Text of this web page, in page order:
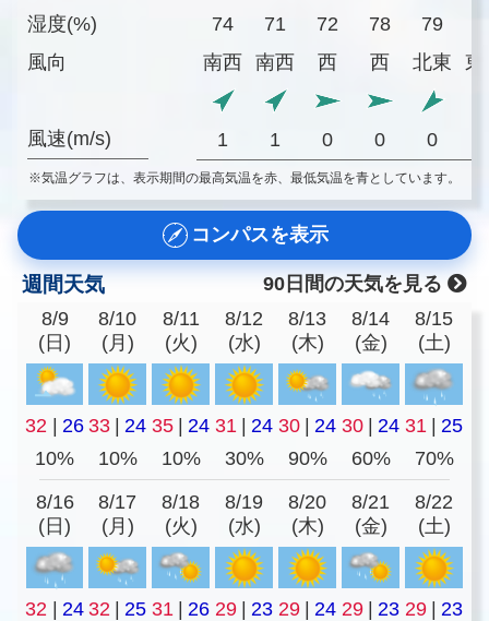
湿度(%)
風向
風速(m/s)
74
71 72 78 79
南西
南西 西 西 北東 東
1 1 0 0 0
※気温グラフは、表示期間の最高気温を赤、最低気温を青としています。
コンパスを表示
週間天気
90日間の天気を見る
8/9
(日)
8/10
(月)
8/11
(火)
8/12
(水)
8/13
(木)
8/14
(金)
8/15
(土)
32 | 26 33 | 24 35 | 24 31 | 24 30 | 24 30 | 24 31 | 25
10%
10% 10% 30% 90% 60% 70%
8/16
(日)
8/17
(月)
8/18
(火)
8/19
(水)
8/20
(木)
8/21
(金)
8/22
(土)
32 | 24 32 | 25 31 | 26 29 | 23 29 | 24 29 | 23 29 | 23